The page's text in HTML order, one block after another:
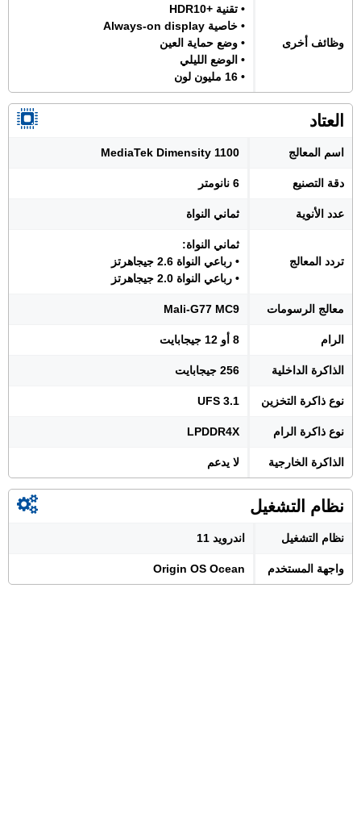
وظائف أخرى
• تقنية +HDR10
• خاصية Always-on display
• وضع حماية العين
• الوضع الليلي
• 16 مليون لون
العتاد
اسم المعالج MediaTek Dimensity 1100
دقة التصنيع 6 نانومتر
عدد الأنوية ثماني النواة
تردد المعالج
ثماني النواة:
• رباعي النواة 2.6 جيجاهرتز
• رباعي النواة 2.0 جيجاهرتز
معالج الرسومات Mali-G77 MC9
الرام 8 أو 12 جيجابايت
الذاكرة الداخلية 256 جيجابايت
نوع ذاكرة التخزين UFS 3.1
نوع ذاكرة الرام LPDDR4X
الذاكرة الخارجية لا يدعم
نظام التشغيل
نظام التشغيل اندرويد 11
واجهة المستخدم Origin OS Ocean